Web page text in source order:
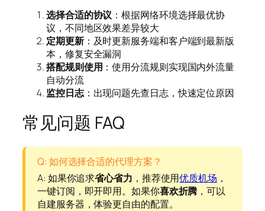
选择合适的协议：根据网络环境选择最优协
议，不同地区效果差异较大
定期更新：及时更新服务端和客户端到最新版
本，修复安全漏洞
搭配规则使用 ：使用分流规则实现国内外流量
自动分流
监控日志：出现问题先查日志，快速定位原因
常见问题 FAQ
Q: 如何选择合适的代理方案？
A: 如果你追求省心省力 ，推荐使用优质机场 ，
一键订阅，即开即用。如果你喜欢折腾 ，可以
自建服务器，体验更自由的配置。